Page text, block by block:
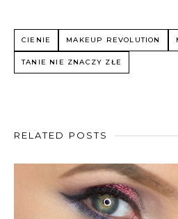
CIENIE MAKEUP REVOLUTION
TANIE NIE ZNACZY ZŁE
RELATED POSTS